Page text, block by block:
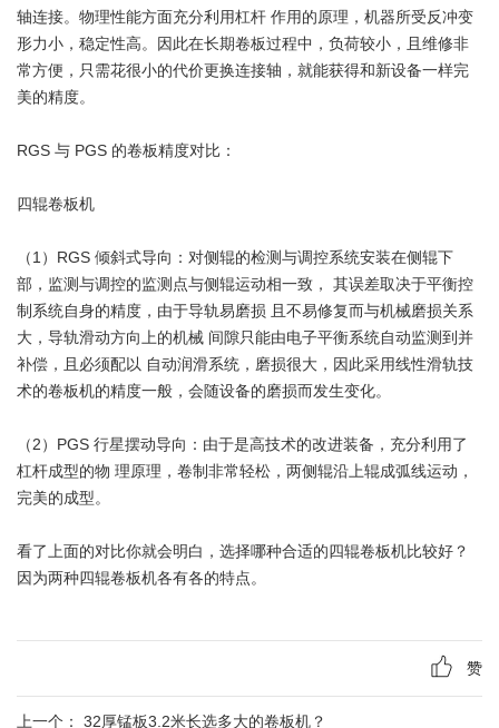
轴连接。物理性能方面充分利用杠杆 作用的原理，机器所受反冲变
形力小，稳定性高。因此在长期卷板过程中，负荷较小，且维修非
常方便，只需花很小的代价更换连接轴，就能获得和新设备一样完
美的精度。
RGS 与 PGS 的卷板精度对比：
四辊卷板机
（1）RGS 倾斜式导向：对侧辊的检测与调控系统安装在侧辊下
部，监测与调控的监测点与侧辊运动相一致， 其误差取决于平衡控
制系统自身的精度，由于导轨易磨损 且不易修复而与机械磨损关系
大，导轨滑动方向上的机械 间隙只能由电子平衡系统自动监测到并
补偿，且必须配以 自动润滑系统，磨损很大，因此采用线性滑轨技
术的卷板机的精度一般，会随设备的磨损而发生变化。
（2）PGS 行星摆动导向：由于是高技术的改进装备，充分利用了
杠杆成型的物 理原理，卷制非常轻松，两侧辊沿上辊成弧线运动，
完美的成型。
看了上面的对比你就会明白，选择哪种合适的四辊卷板机比较好？
因为两种四辊卷板机各有各的特点。
赞
上一个： 32厚锰板3.2米长选多大的卷板机？